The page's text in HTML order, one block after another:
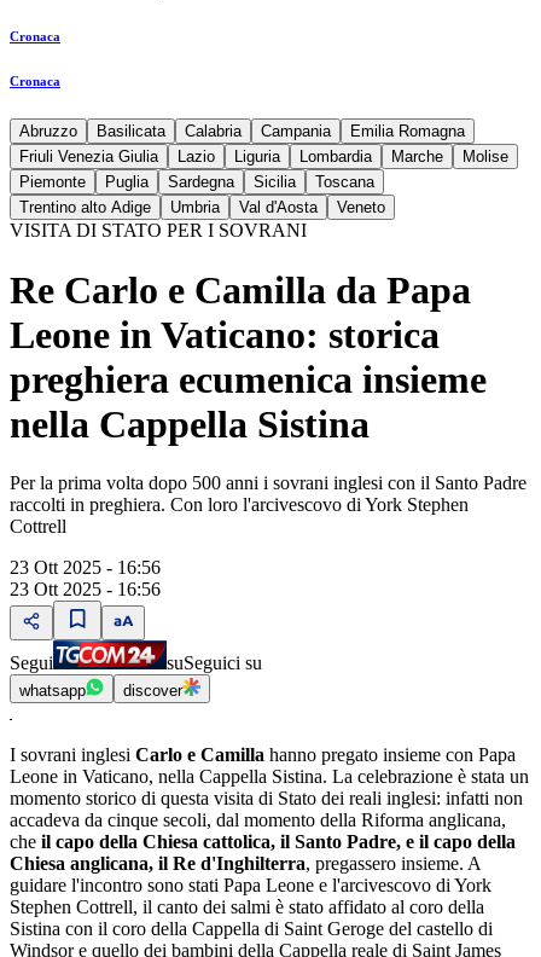
Cronaca
Cronaca
Abruzzo Basilicata Calabria Campania
Emilia Romagna
Friuli Venezia Giulia
Lazio Liguria Lombardia Marche
Molise
Piemonte
Puglia Sardegna Sicilia
Toscana
Trentino alto Adige
Umbria Val d'Aosta Veneto
VISITA DI STATO PER I SOVRANI
Re Carlo e Camilla da Papa
Leone in Vaticano: storica
preghiera ecumenica insieme
nella Cappella Sistina
Per la prima volta dopo 500 anni i sovrani inglesi con il Santo Padre
raccolti in preghiera. Con loro l'arcivescovo di York Stephen
Cottrell
23 Ott 2025 - 16:56
23 Ott 2025 - 16:56
Segui suSeguici su
whatsapp discover
I sovrani inglesi Carlo e Camilla hanno pregato insieme con Papa
Leone in Vaticano, nella Cappella Sistina. La celebrazione è stata un
momento storico di questa visita di Stato dei reali inglesi: infatti non
accadeva da cinque secoli, dal momento della Riforma anglicana,
che il capo della Chiesa cattolica, il Santo Padre, e il capo della
Chiesa anglicana, il Re d'Inghilterra, pregassero insieme. A
guidare l'incontro sono stati Papa Leone e l'arcivescovo di York
Stephen Cottrell, il canto dei salmi è stato affidato al coro della
Sistina con il coro della Cappella di Saint Geroge del castello di
Windsor e quello dei bambini della Cappella reale di Saint James